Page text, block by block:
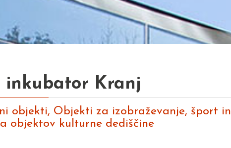
inkubator Kranj
objekti, Objekti za izobraževanje, šport in
objektov kulturne dediščine